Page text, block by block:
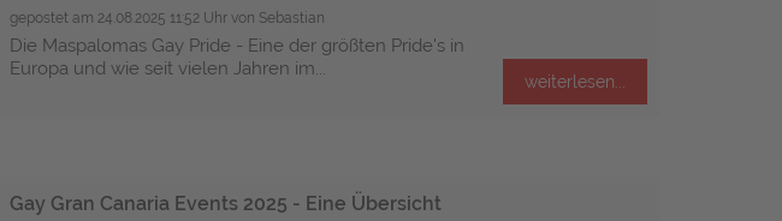
gepostet am 24.08.2025 11:52 Uhr von Sebastian
Die Maspalomas Gay Pride - Eine der größten Pride's in
Europa und wie seit vielen Jahren im...
weiterlesen...
Gay Gran Canaria Events 2025 - Eine Übersicht